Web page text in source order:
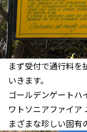
まず受付で通行料を
いきます。
ゴールデンゲートハ
ワトソニアファイア
まざまな珍しい固有